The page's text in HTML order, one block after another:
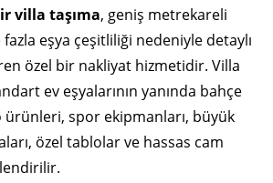
villa taşıma, geniş metrekareli
fazla eşya çeşitliliği nedeniyle detaylı
özel bir nakliyat hizmetidir. Villa
ev eşyalarının yanında bahçe
ürünleri, spor ekipmanları, büyük
özel tablolar ve hassas cam